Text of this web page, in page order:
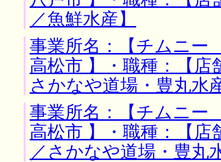
／魚鮮水産】
事業所名：【チムニ
高松市 】・職種：【店
さかなや道場・豊丸水
事業所名：【チムニ
高松市 】・職種：【店
／さかなや道場・豊丸